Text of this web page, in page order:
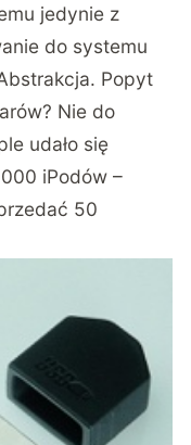
jedynie z
do systemu
Popyt
Nie do
udało się
iPodów –
50